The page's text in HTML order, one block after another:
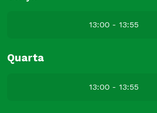
13:00 - 13:55
Quarta
13:00 - 13:55